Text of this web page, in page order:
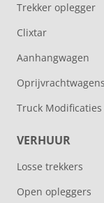
Trekker oplegger
Clixtar
Aanhangwagen
Oprijvrachtwagens
Truck Modificaties
VERHUUR
Losse trekkers
Open opleggers